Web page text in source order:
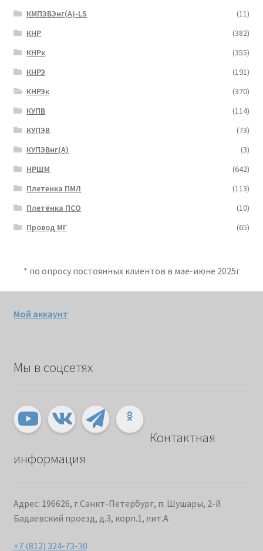
КМПЭВЭнг(А)-LS
(11)
КНР
(382)
КНРк
(355)
КНРЭ
(191)
КНРЭк
(370)
КУПВ
(114)
КУПЭВ
(73)
КУПЭВнг(А)
(3)
НРШМ
(642)
Плетенка ПМЛ
(113)
Плетёнка ПСО
(10)
Провод МГ
(65)
* по опросу постоянных клиентов в мае-июне 2025г
Мой аккаунт
Мы в соцсетях
Контактная
информация
Адрес: 196626, г.Санкт-Петербург, п. Шушары, 2-й
Бадаевский проезд, д.3, корп.1, лит.А
+7 (812) 324-73-30